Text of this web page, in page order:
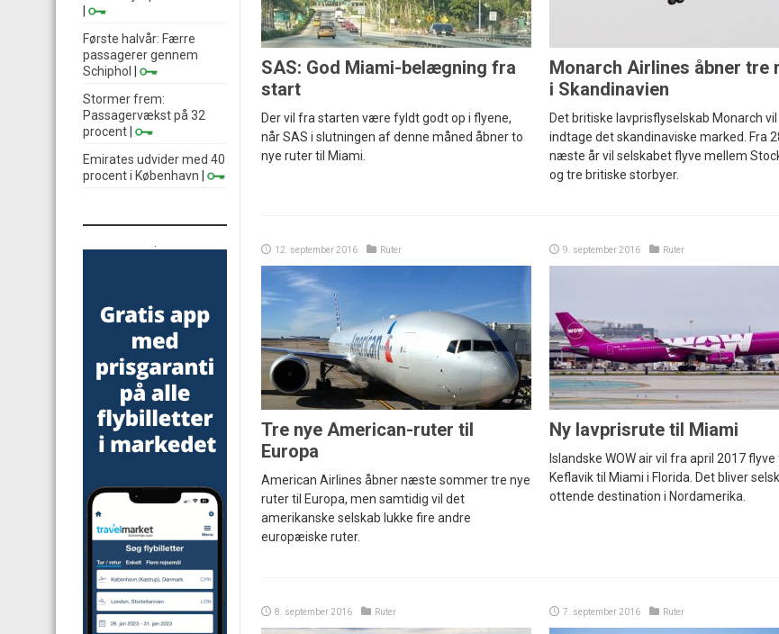
SAS: God Miami-belægning fra
start
Der vil fra starten være fyldt godt op i flyene,
når SAS i slutningen af denne måned åbner to
nye ruter til Miami.
Monarch Airlines åbner tre
i Skandinavien
Det britiske lavprisflyselskab Monarch vil
indtage det skandinaviske marked. Fra
næste år vil selskabet flyve mellem
og tre britiske storbyer.
12. september 2016 Ruter
Tre nye American-ruter til
Europa
American Airlines åbner næste sommer tre nye
ruter til Europa, men samtidig vil det
amerikanske selskab lukke fire andre
europæiske ruter.
9. september 2016 Ruter
Ny lavprisrute til Miami
Islandske WOW air vil fra april 2017 flyve
Keflavik til Miami i Florida. Det bliver
ottende destination i Nordamerika.
8. september 2016 Ruter 7. september 2016 Ruter
Første halvår: Færre
passagerer gennem
Schiphol
Stormer frem:
Passagervækst på 32
procent
Emirates udvider med 40
procent i København